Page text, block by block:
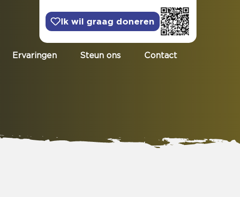
Ik wil graag doneren
Ervaringen Steun ons Contact